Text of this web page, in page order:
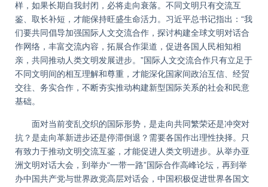
样，如果长期自我封闭，必将走向衰落。不同文明只有交流互
鉴、取长补短，才能保持旺盛生命活力。习近平总书记指出：“我
们要共同倡导加强国际人文交流合作，探讨构建全球文明对话合
作网络，丰富交流内容，拓展合作渠道，促进各国人民相知相
亲，共同推动人类文明发展进步。”国际人文交流合作只有立足于
不同文明间的相互理解和尊重，才能深化国家间政治互信、经贸
交往、务实合作，不断夯实推动构建新型国际关系的社会和民意
基础。
面对当前变乱交织的国际形势，是走向共同繁荣还是冲突对
抗？是走向革新进步还是停滞倒退？需要各国作出理性抉择。只
有致力于推动文明交流互鉴，才能促进人类文明进步。从举办亚
洲文明对话大会，到举办“一带一路”国际合作高峰论坛，再到举
办中国共产党与世界政党高层对话会，中国积极促进世界各国文